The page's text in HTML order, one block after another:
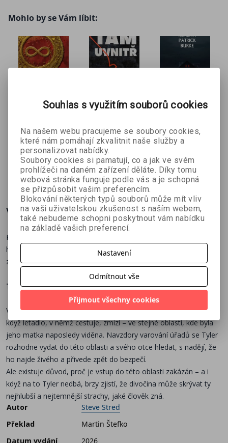
kde byla jeho matka naposledy viděna. Navzdory varování
úřadů se Tyler rozhodne vydat do této oblasti a svého otce
hledat, s nadějí, že ho najde živého a přivede zpět do bezpečí.
Ale existuje důvod, proč je vstup do této oblasti zakázán – a i
Mohlo by se Vám líbit:
Urobora
Ondřej Kocáb
314 Kč 349 Kč
Honza Vojtíšek
269 Kč 299 Kč
Kealan Patrick
Burke
359 Kč 399 Kč
Více o knize
Před sedmnácti lety se Tyler Barton narodil ve Skalnatých
horách, zatímco byli jeho rodiče na túře. Toho dne jeho matka
zmizela a už ji nikdo nikdy nespatřil.
Teď se historie opakuje.
V den sedmnáctého výročí jejího zmizení letí Tylerův otec domů,
když letadlo, v němž cestuje, zmizí – ve stejné oblasti, kde byla
jeho matka naposledy viděna. Navzdory varování úřadů se Tyler
rozhodne vydat do této oblasti a svého otce hledat, s nadějí, že
ho najde živého a přivede zpět do bezpečí.
Ale existuje důvod, proč je vstup do této oblasti zakázán – a i
když na to Tyler nedbá, brzy zjistí, že divočina může skrývat ty
nejhlubší a nejtemnější strachy, jaké člověk zná.
Autor
Steve Stred
Překlad
Martin Štefko
Datum vydání
2026
Souhlas s využitím souborů cookies
Na našem webu pracujeme se soubory cookies,
které nám pomáhají zkvalitnit naše služby a
personalizovat nabídky.
Soubory cookies si pamatují, co a jak ve svém
prohlížeči na daném zařízení děláte. Díky tomu
webová stránka funguje podle vás a je schopná
se přizpůsobit vašim preferencím.
Blokování některých typů souborů může mít vliv
na vaši uživatelskou zkušenost s naším webem,
také nebudeme schopni poskytnout vám nabídku
na základě vašich preferencí.
Nastavení
Odmítnout vše
Přijmout všechny cookies